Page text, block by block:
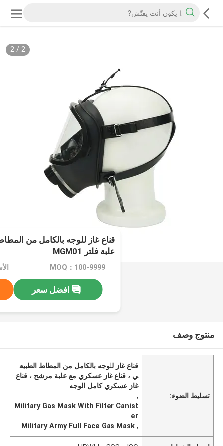
2
/
2
قناع غاز للوجه بالكامل من
علبة فلتر MGM01
MOQ：100-9999
افضل سعر
منتوج وصف
تسليط الضوء:
قناع غاز للوجه بالكامل من المطاط الطبيع
ي ، قناع غاز عسكري مع علبة مرشح ، قناع
غاز عسكري كامل الوجه
,
Military Gas Mask With Filter Canist
er
,
Military Army Full Face Gas Mask